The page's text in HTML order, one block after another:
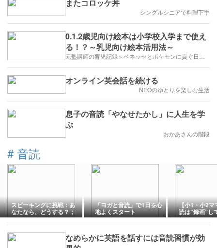
またコロッケ丼
シングルシニアで料理下手
0.1.2歳児向け絵本は小学校入学まで使え
る！？～乳児向け絵本活用法～
元塾講師の育児記録～ベネッセとポケモンに貢ぐ日々を綴る～
オンライン英会話を続ける
NEOのゆとりを楽しむ生活
息子の音読「やなせたかし」に人生を学
ぶ
おかあさんの階段
# 音読
スピーキングに挑戦：あ
なたなら、どうする？；
「ヨガと音読」で1日を心
地よくスタート
【小1・小2マ
読は“録画”し
泣くほど愛お
由
なめらかに英語を話すには音読習慣が効